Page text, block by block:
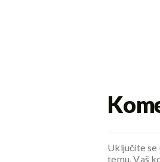
Uključite se